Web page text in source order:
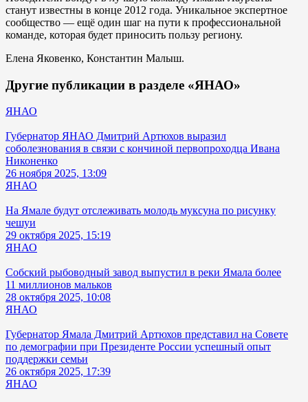
станут известны в конце 2012 года. Уникальное экспертное
сообщество — ещё один шаг на пути к профессиональной
команде, которая будет приносить пользу региону.
Елена Яковенко, Константин Малыш.
Другие публикации в разделе «ЯНАО»
ЯНАО
Губернатор ЯНАО Дмитрий Артюхов выразил
соболезнования в связи с кончиной первопроходца Ивана
Никоненко
26 ноября 2025, 13:09
ЯНАО
На Ямале будут отслеживать молодь муксуна по рисунку
чешуи
29 октября 2025, 15:19
ЯНАО
Собский рыбоводный завод выпустил в реки Ямала более
11 миллионов мальков
28 октября 2025, 10:08
ЯНАО
Губернатор Ямала Дмитрий Артюхов представил на Совете
по демографии при Президенте России успешный опыт
поддержки семьи
26 октября 2025, 17:39
ЯНАО